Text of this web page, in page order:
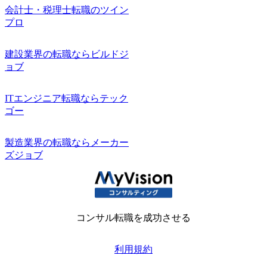
会計士・税理士転職のツイン
プロ
建設業界の転職ならビルドジ
ョブ
ITエンジニア転職ならテック
ゴー
製造業界の転職ならメーカー
ズジョブ
コンサル転職を成功させる
利用規約